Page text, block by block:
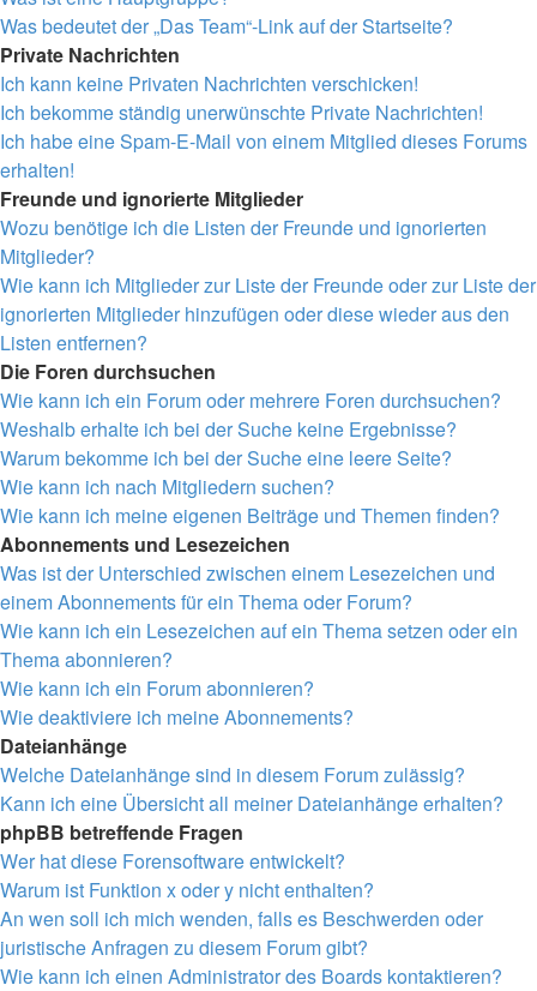
Was bedeutet der „Das Team“-Link auf der Startseite?
Private Nachrichten
Ich kann keine Privaten Nachrichten verschicken!
Ich bekomme ständig unerwünschte Private Nachrichten!
Ich habe eine Spam-E-Mail von einem Mitglied dieses Forums
erhalten!
Freunde und ignorierte Mitglieder
Wozu benötige ich die Listen der Freunde und ignorierten
Mitglieder?
Wie kann ich Mitglieder zur Liste der Freunde oder zur Liste der
ignorierten Mitglieder hinzufügen oder diese wieder aus den
Listen entfernen?
Die Foren durchsuchen
Wie kann ich ein Forum oder mehrere Foren durchsuchen?
Weshalb erhalte ich bei der Suche keine Ergebnisse?
Warum bekomme ich bei der Suche eine leere Seite?
Wie kann ich nach Mitgliedern suchen?
Wie kann ich meine eigenen Beiträge und Themen finden?
Abonnements und Lesezeichen
Was ist der Unterschied zwischen einem Lesezeichen und
einem Abonnements für ein Thema oder Forum?
Wie kann ich ein Lesezeichen auf ein Thema setzen oder ein
Thema abonnieren?
Wie kann ich ein Forum abonnieren?
Wie deaktiviere ich meine Abonnements?
Dateianhänge
Welche Dateianhänge sind in diesem Forum zulässig?
Kann ich eine Übersicht all meiner Dateianhänge erhalten?
phpBB betreffende Fragen
Wer hat diese Forensoftware entwickelt?
Warum ist Funktion x oder y nicht enthalten?
An wen soll ich mich wenden, falls es Beschwerden oder
juristische Anfragen zu diesem Forum gibt?
Wie kann ich einen Administrator des Boards kontaktieren?